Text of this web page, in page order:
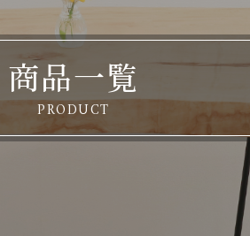
商品一覧
PRODUCT